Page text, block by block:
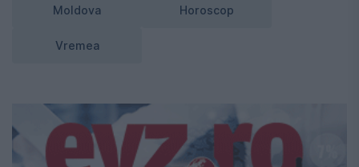
Moldova Horoscop
Vremea